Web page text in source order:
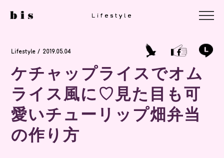
Lifestyle
Lifestyle / 2019.05.04
ケチャップライスでオム
ライス風に♡見た目も可
愛いチューリップ畑弁当
の作り方
Lifestyle
Lifestyle